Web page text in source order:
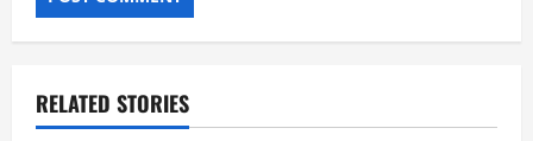
RELATED STORIES